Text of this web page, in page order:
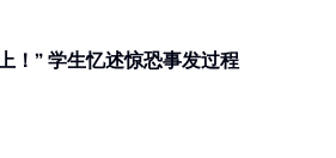
万达镇校园命案 | “老师叫我们快把门锁上！” 学生忆述惊恐事发过程